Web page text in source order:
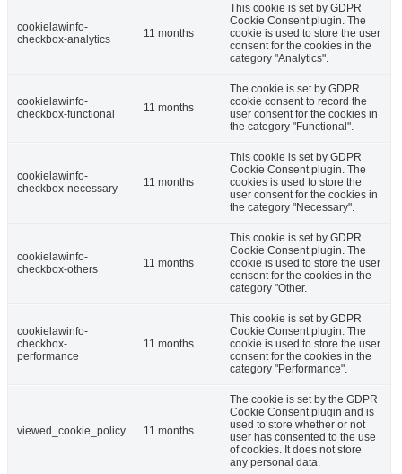
cookielawinfo-
checkbox-analytics
11 months
This cookie is set by GDPR
Cookie Consent plugin. The
cookie is used to store the user
consent for the cookies in the
category "Analytics".
cookielawinfo-
checkbox-functional
11 months
The cookie is set by GDPR
cookie consent to record the
user consent for the cookies in
the category "Functional".
cookielawinfo-
checkbox-necessary
11 months
This cookie is set by GDPR
Cookie Consent plugin. The
cookies is used to store the
user consent for the cookies in
the category "Necessary".
cookielawinfo-
checkbox-others
11 months
This cookie is set by GDPR
Cookie Consent plugin. The
cookie is used to store the user
consent for the cookies in the
category "Other.
cookielawinfo-
checkbox-
performance
11 months
This cookie is set by GDPR
Cookie Consent plugin. The
cookie is used to store the user
consent for the cookies in the
category "Performance".
viewed_cookie_policy 11 months
The cookie is set by the GDPR
Cookie Consent plugin and is
used to store whether or not
user has consented to the use
of cookies. It does not store
any personal data.